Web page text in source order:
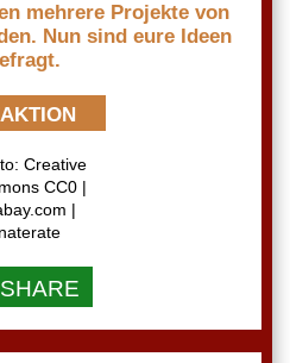
mehrere Projekte von
Nun sind eure Ideen
SHARE